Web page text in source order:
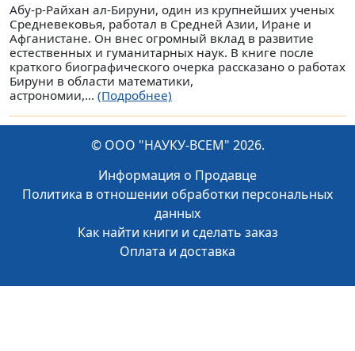
Абу-р-Райхан ал-Бируни, один из крупнейших ученых
Средневековья, работал в Средней Азии, Иране и
Афганистане. Он внес огромный вклад в развитие
естественных и гуманитарных наук. В книге после
краткого биографического очерка рассказано о работах
Бируни в области математики,
астрономии,... (Подробнее)
© ООО "НАУКУ-ВСЕМ" 2026.
Информация о Продавце
Политика в отношении обработки персональных
данных
Как найти книги и сделать заказ
Оплата и доставка